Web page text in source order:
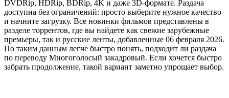
DVDRip, HDRip, BDRip, 4K и даже 3D-формате. Раздача
доступна без ограничений: просто выберите нужное качество
и начните загрузку. Все новинки фильмов представлены в
разделе торрентов, где вы найдете как свежие зарубежные
премьеры, так и русские ленты, добавленные 06 февраля 2026.
По таким данным легче быстро понять, подходит ли раздача
по переводу Многоголосый закадровый. Если хочется быстро
забрать продолжение, такой вариант заметно упрощает выбор.